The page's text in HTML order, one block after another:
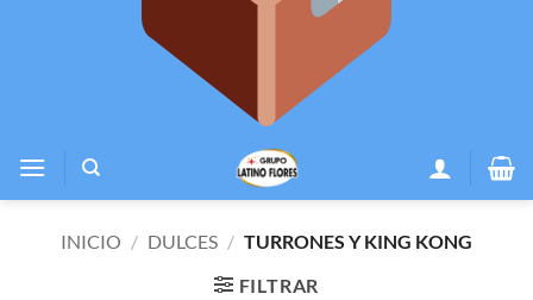
INICIO / DULCES / TURRONES Y KING KONG
FILTRAR